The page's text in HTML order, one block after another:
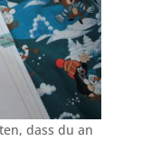
dass du an